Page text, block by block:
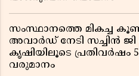
സംസ്ഥാനത്തെ മികച്ച
അവാർഡ് നേടി സച്ചിൻ
കൃഷിയിലൂടെ പ്രതിവർഷം
വരുമാനം